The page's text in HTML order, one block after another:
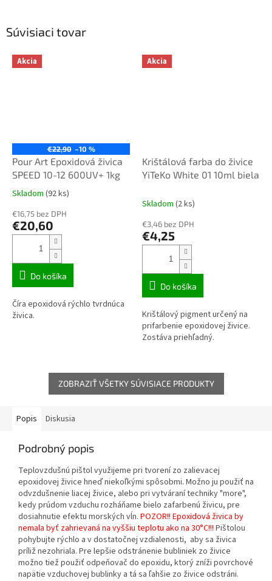
Súvisiaci tovar
Akcia
€22,90 –10 %
Pour Art Epoxidová živica
SPEED 10-12 600UV+ 1kg
Priemerné
produktu
je
5
hviezdičiek.
Skladom (92 ks)
€16,75 bez DPH
€20,60
Do košíka
Číra epoxidová rýchlo tvrdnúca
živica.
Akcia
Krištálová farba do živice
YiTeKo White 01 10ml biela
Skladom (2 ks)
€3,46 bez DPH
€4,25
Do košíka
Krištálový pigment určený na
prifarbenie epoxidovej živice.
Zostáva priehľadný.
ZOBRAZIŤ VŠETKY SÚVISIACE PRODUKTY
Popis Diskusia
Podrobný popis
Teplovzdušnú pištol využijeme pri tvorení zo zalievacej
epoxidovej živice hneď niekoľkými spôsobmi. Možno ju použiť na
odvzdušnenie liacej živice, alebo pri vytváraní techniky "more",
kedy prúdom vzduchu rozháňame bielo zafarbenú živicu, pre
dosiahnutie efektu morských vĺn. POZOR!! Epoxidová živica by
nemala byť zahrievaná na vyššiu teplotu ako na 30°C!!! Pištolou
pohybujte rýchlo a v dostatočnej vzdialenosti, aby sa živica
príliž nezohriala. Pre lepšie odstránenie bubliniek zo živice
možno tiež použiť odpeňovač do epoxidu, ktorý zníži povrchové
napätie vzduchovej bublinky a tá sa ľahšie zo živice odstráni.